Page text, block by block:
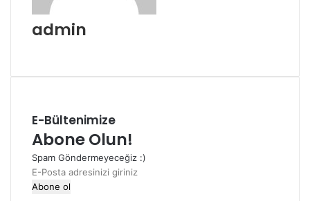
admin
E-Bültenimize
Abone Olun!
Spam Göndermeyeceğiz :)
E-
Posta